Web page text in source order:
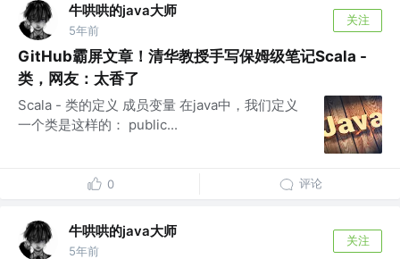
牛哄哄的java大师
5年前
关注
GitHub霸屏文章！清华教授手写保姆级笔记Scala -
类，网友：太香了
Scala - 类的定义 成员变量 在java中，我们定义
一个类是这样的： public...
0 评论
牛哄哄的java大师
5年前
关注